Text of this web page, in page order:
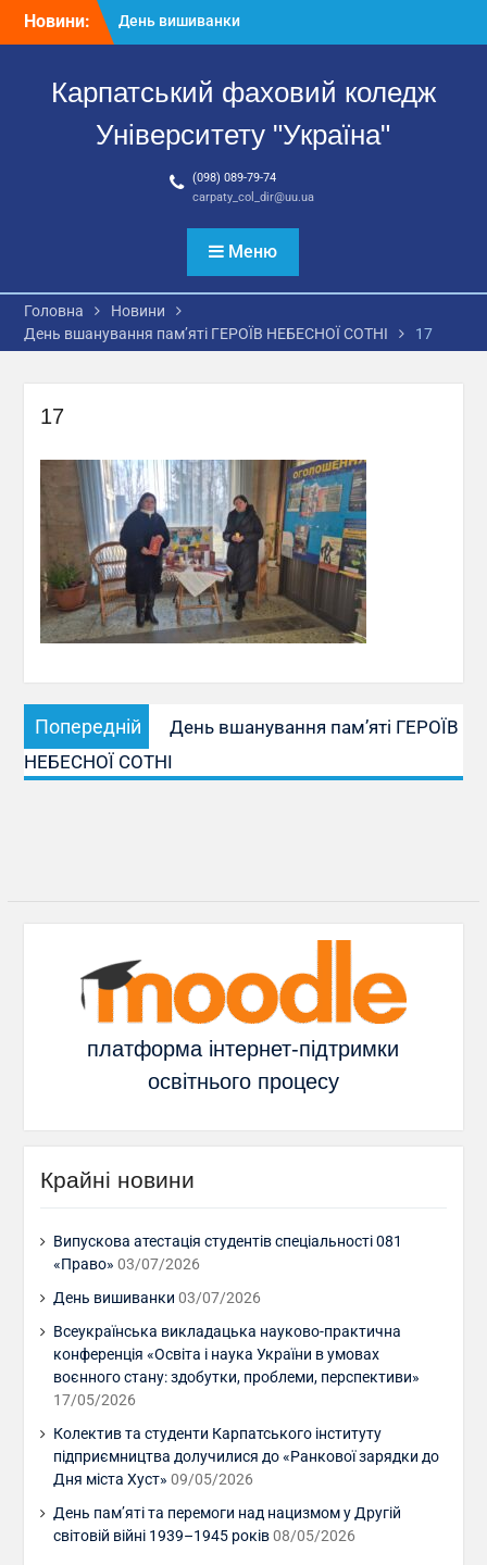
Новини:
День вишиванки
Всеукраїнська
практична конференція
«Освіта і наука України в
умовах воєнного стану:
перспективи»
Випускова атестація
студентів спеціальності
Карпатський фаховий коледж
Університету "Україна"
(098) 089-79-74
carpaty_col_dir@uu.ua
Меню
Головна
Новини
День вшанування пам’яті ГЕРОЇВ НЕБЕСНОЇ СОТНІ
17
17
Навігація
записів
Попередній
запис:
День вшанування пам’яті ГЕРОЇВ
НЕБЕСНОЇ СОТНІ
платформа інтернет-підтримки
освітнього процесу
Крайні новини
Випускова атестація студентів спеціальності 081
«Право» 03/07/2026
День вишиванки 03/07/2026
Всеукраїнська викладацька науково-практична
конференція «Освіта і наука України в умовах
воєнного стану: здобутки, проблеми, перспективи»
17/05/2026
Колектив та студенти Карпатського інституту
підприємництва долучилися до «Ранкової зарядки до
Дня міста Хуст» 09/05/2026
День пам’яті та перемоги над нацизмом у Другій
світовій війні 1939–1945 років 08/05/2026